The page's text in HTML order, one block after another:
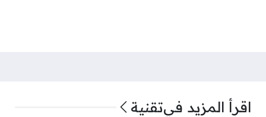
اقرأ المزيد فيتقنية